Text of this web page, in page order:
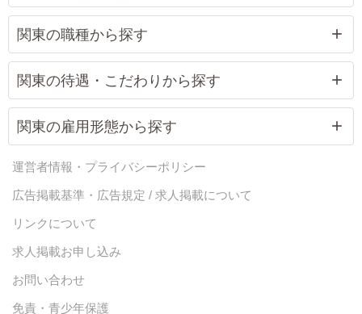
関東の職種から探す
関東の待遇・こだわりから探す
関東の雇用形態から探す
運営者情報・プライバシーポリシー
広告掲載基準・広告規定 / 求人掲載について
リンクについて
求人掲載お申し込み
お問い合わせ
免責・青少年保護